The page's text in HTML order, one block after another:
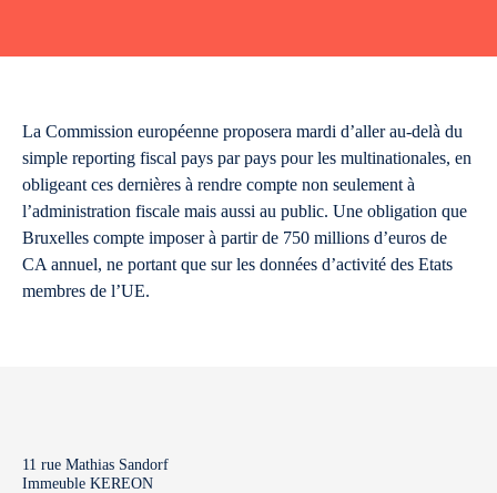
La Commission européenne proposera mardi d’aller au-delà du
simple reporting fiscal pays par pays pour les multinationales, en
obligeant ces dernières à rendre compte non seulement à
l’administration fiscale mais aussi au public. Une obligation que
Bruxelles compte imposer à partir de 750 millions d’euros de
CA annuel, ne portant que sur les données d’activité des Etats
membres de l’UE.
11 rue Mathias Sandorf
Immeuble KEREON